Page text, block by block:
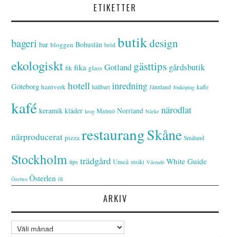
ETIKETTER
bageri bar bloggen Bohuslän bröd butikdesign
ekologiskt fik fika glass Gotland gästtips gårdsbutik
Göteborg hantverk hotell hållbart inredning Jämtland Jönköping kaffe
kafé keramik kläder krog Malmö Norrland Närke närodlat
närproducerat pizza restaurangSkåne Småland
Stockholm tips trädgård Umeå utsikt Värmdö White Guide
Örebro Österlen öl
ARKIV
Arkiv